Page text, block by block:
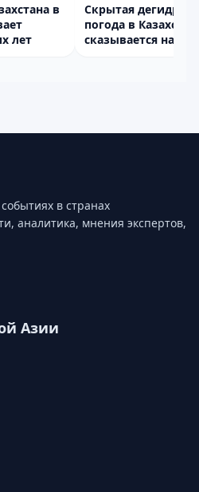
в
лет
Скрытая
погода в
сказывается на
в странах
аналитика, мнения экспертов,
Азии